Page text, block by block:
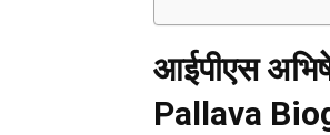
आईपीएस
Pallava